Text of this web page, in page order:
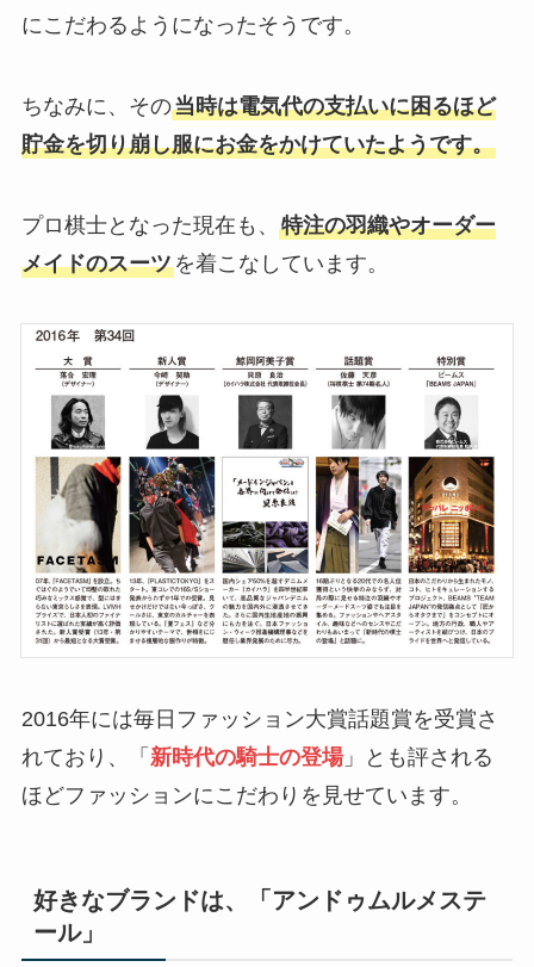
にこだわるようになったそうです。
ちなみに、その当時は電気代の支払いに困るほど
貯金を切り崩し服にお金をかけていたようです。
プロ棋士となった現在も、 特注の羽織やオーダー
メイドのスーツを着こなしています。
2016年には毎日ファッション大賞話題賞を受賞さ
れており、「 新時代の騎士の登場」とも評される
ほどファッションにこだわりを見せています。
好きなブランドは、「アンドゥムルメステ
ール」